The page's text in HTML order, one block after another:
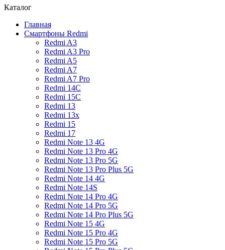
Каталог
Главная
Смартфоны Redmi
Redmi A3
Redmi A3 Pro
Redmi A5
Redmi A7
Redmi A7 Pro
Redmi 14C
Redmi 15C
Redmi 13
Redmi 13x
Redmi 15
Redmi 17
Redmi Note 13 4G
Redmi Note 13 Pro 4G
Redmi Note 13 Pro 5G
Redmi Note 13 Pro Plus 5G
Redmi Note 14 4G
Redmi Note 14S
Redmi Note 14 Pro 4G
Redmi Note 14 Pro 5G
Redmi Note 14 Pro Plus 5G
Redmi Note 15 4G
Redmi Note 15 Pro 4G
Redmi Note 15 Pro 5G